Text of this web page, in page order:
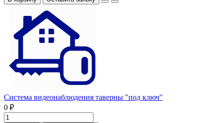
Система видеонаблюдения таверны "под ключ"
0 ₽